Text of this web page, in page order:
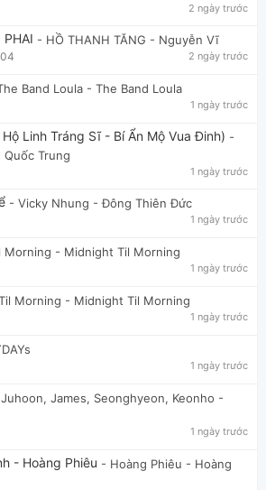
2 ngày trước
PHAI - HỒ THANH TĂNG - Nguyễn Vĩ
2 ngày trước
Band Loula - The Band Loula
1 ngày trước
Linh Tráng Sĩ - Bí Ẩn Mộ Vua Đinh) -
Trung
1 ngày trước
- Vicky Nhung - Đông Thiên Đức
1 ngày trước
Morning - Midnight Til Morning
1 ngày trước
Morning - Midnight Til Morning
1 ngày trước
1 ngày trước
James, Seonghyeon, Keonho -
1 ngày trước
- Hoàng Phiêu - Hoàng Phiêu - Hoàng